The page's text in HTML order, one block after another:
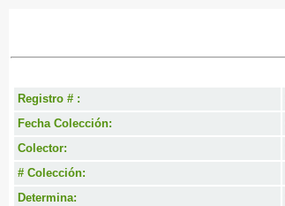
Registro # :
Fecha Colección:
Colector:
# Colección:
Determina: